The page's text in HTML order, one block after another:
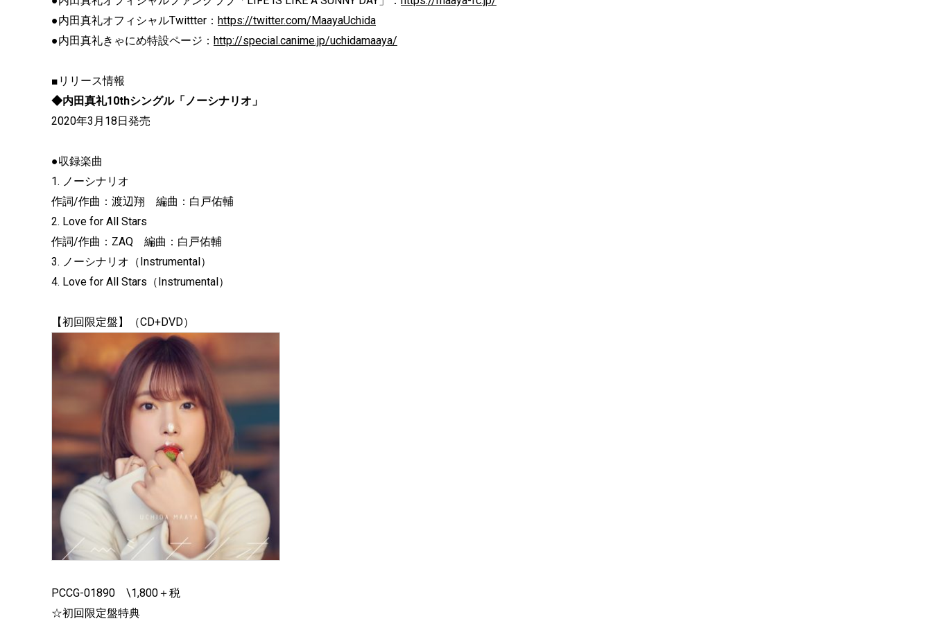
●内田真礼オフィシャルTwittter： https://twitter.com/MaayaUchida
●内田真礼きゃにめ特設ページ： http://special.canime.jp/uchidamaaya/
■リリース情報
◆内田真礼10thシングル「ノーシナリオ」
2020年3月18日発売
●収録楽曲
1. ノーシナリオ
作詞/作曲：渡辺翔 編曲：白戸佑輔
2. Love for All Stars
作詞/作曲：ZAQ 編曲：白戸佑輔
3. ノーシナリオ（Instrumental）
4. Love for All Stars（Instrumental）
【初回限定盤】（CD+DVD）
PCCG-01890 \1,800＋税
☆初回限定盤特典